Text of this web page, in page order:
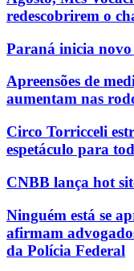
redescobrirem o
Paraná inicia
Apreensões de
aumentam nas
Circo Torricceli
espetáculo para
CNBB lança hot
Ninguém está se
afirmam
da Polícia Federal